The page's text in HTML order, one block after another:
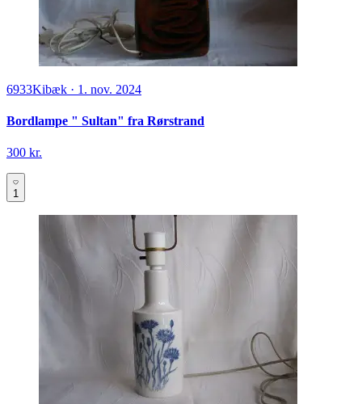
6933Kibæk · 1. nov. 2024
Bordlampe " Sultan" fra Rørstrand
300 kr.
1